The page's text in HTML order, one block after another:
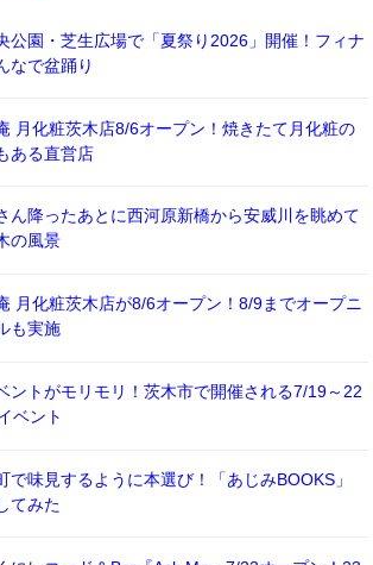
公園・芝生広場で「夏祭り2026」開催！フィナ
なで盆踊り
月化粧茨木店8/6オープン！焼きたて月化粧の
ある直営店
ん降ったあとに西河原新橋から安威川を眺めて
の風景
月化粧茨木店が8/6オープン！8/9までオープニ
も実施
ントがモリモリ！茨木市で開催される7/19～22
ベント
で味見するように本選び！「あじみBOOKS」
てみた